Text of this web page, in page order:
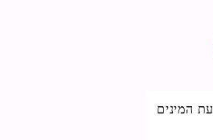
המינים